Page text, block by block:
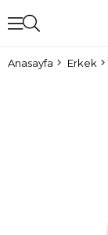
Anasayfa Erkek